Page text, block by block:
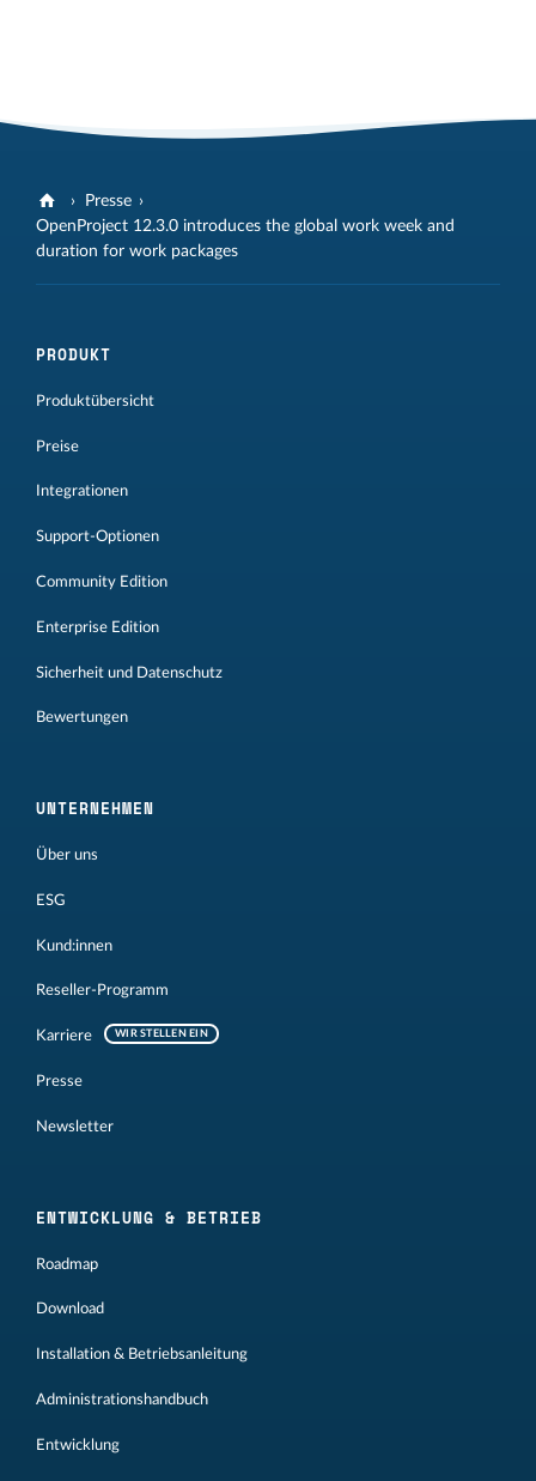
Presse
OpenProject 12.3.0 introduces the global work week and
duration for work packages
PRODUKT
Produktübersicht
Preise
Integrationen
Support-Optionen
Community Edition
Enterprise Edition
Sicherheit und Datenschutz
Bewertungen
UNTERNEHMEN
Über uns
ESG
Kund:innen
Reseller-Programm
Karriere WIR STELLEN EIN
Presse
Newsletter
ENTWICKLUNG & BETRIEB
Roadmap
Download
Installation & Betriebsanleitung
Administrationshandbuch
Entwicklung